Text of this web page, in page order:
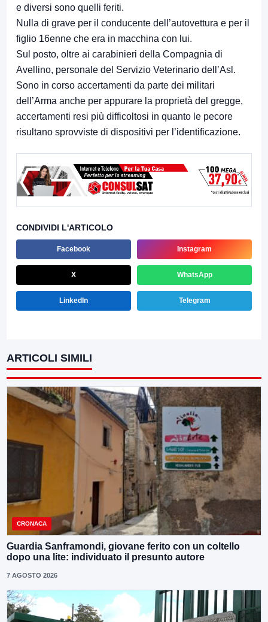
e diversi sono quelli feriti.
Nulla di grave per il conducente dell’autovettura e per il
figlio 16enne che era in macchina con lui.
Sul posto, oltre ai carabinieri della Compagnia di
Avellino, personale del Servizio Veterinario dell’Asl.
Sono in corso accertamenti da parte dei militari
dell’Arma anche per appurare la proprietà del gregge,
accertamenti resi più difficoltosi in quanto le pecore
risultano sprovviste di dispositivi per l’identificazione.
CONDIVIDI L'ARTICOLO
Facebook Instagram
X WhatsApp
LinkedIn Telegram
ARTICOLI SIMILI
CRONACA
Guardia Sanframondi, giovane ferito con un coltello
dopo una lite: individuato il presunto autore
7 AGOSTO 2026